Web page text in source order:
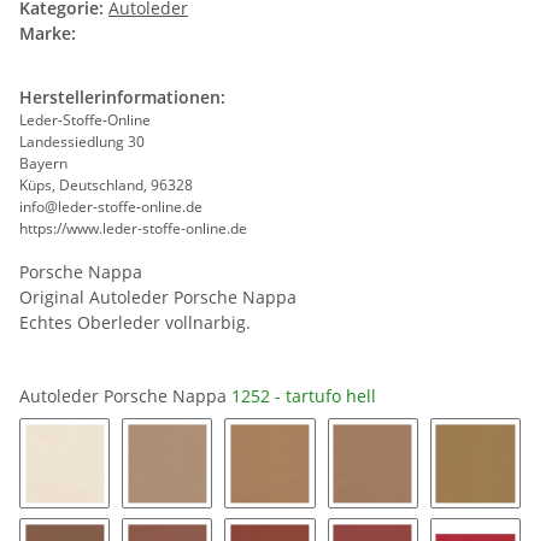
Kategorie: Autoleder
Marke:
Herstellerinformationen:
Leder-Stoffe-Online
Landessiedlung 30
Bayern
Küps, Deutschland, 96328
info@leder-stoffe-online.de
https://www.leder-stoffe-online.de
Porsche Nappa
Original Autoleder Porsche Nappa
Echtes Oberleder vollnarbig.
Autoleder Porsche Nappa 1252 - tartufo hell
1246 - crema1248 - luxorbeige1241 - kaschmirbeige1233 - sandbeige
1227 -